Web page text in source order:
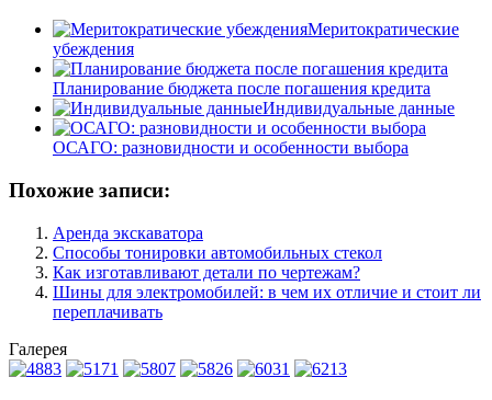
Меритократические
убеждения
Планирование бюджета после погашения кредита
Индивидуальные данные
ОСАГО: разновидности и особенности выбора
Похожие записи:
Аренда экскаватора
Способы тонировки автомобильных стекол
Как изготавливают детали по чертежам?
Шины для электромобилей: в чем их отличие и стоит ли
переплачивать
Галерея